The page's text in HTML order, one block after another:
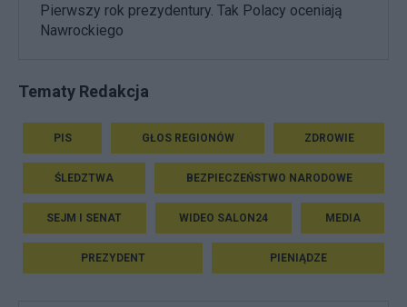
Pierwszy rok prezydentury. Tak Polacy oceniają
Nawrockiego
Tematy Redakcja
PIS GŁOS REGIONÓW ZDROWIE
ŚLEDZTWA BEZPIECZEŃSTWO NARODOWE
SEJM I SENAT WIDEO SALON24 MEDIA
PREZYDENT PIENIĄDZE